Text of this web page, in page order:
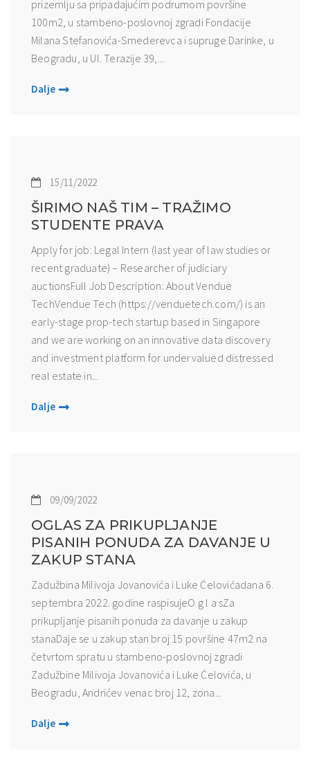
prizemlju sa pripadajućim podrumom površine
100m2, u stambeno-poslovnoj zgradi Fondacije
Milana Stefanovića-Smederevca i supruge Darinke, u
Beogradu, u Ul. Terazije 39,...
Dalje
15/11/2022
ŠIRIMO NAŠ TIM – TRAŽIMO
STUDENTE PRAVA
Apply for job: Legal Intern (last year of law studies or
recent graduate) – Researcher of judiciary
auctionsFull Job Description: About Vendue
TechVendue Tech (https://venduetech.com/) is an
early-stage prop-tech startup based in Singapore
and we are working on an innovative data discovery
and investment platform for undervalued distressed
real estate in...
Dalje
09/09/2022
OGLAS ZA PRIKUPLJANJE
PISANIH PONUDA ZA DAVANJE U
ZAKUP STANA
Zadužbina Milivoja Jovanovića i Luke Ćelovićadana 6.
septembra 2022. godine raspisujeO g l a sZa
prikupljanje pisanih ponuda za davanje u zakup
stanaDaje se u zakup stan broj 15 površine 47m2 na
četvrtom spratu u stambeno-poslovnoj zgradi
Zadužbine Milivoja Jovanovića i Luke Ćelovića, u
Beogradu, Andrićev venac broj 12, zona...
Dalje